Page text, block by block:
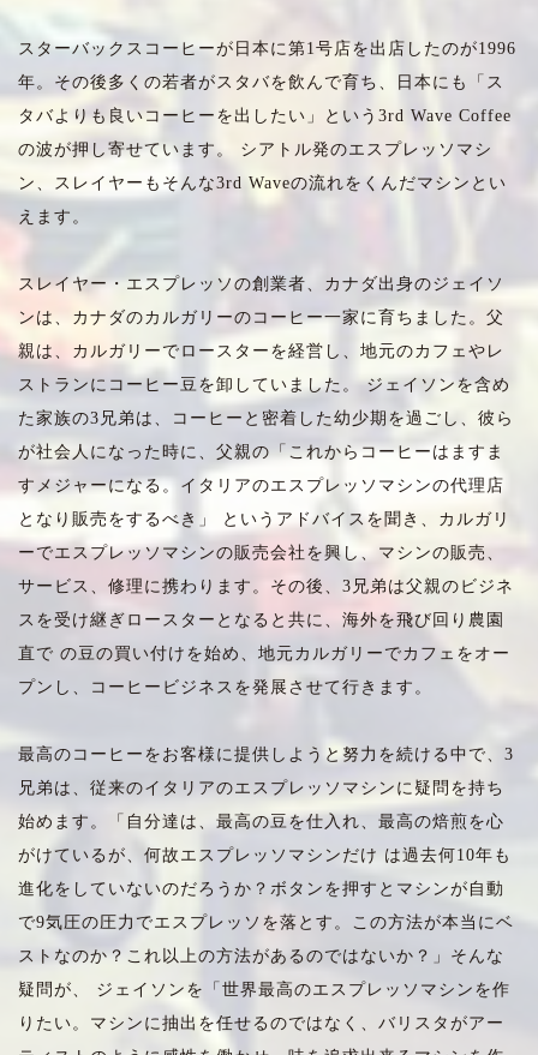
スターバックスコーヒーが日本に第1号店を出店したのが1996
年。その後多くの若者がスタバを飲んで育ち、日本にも「ス
タバよりも良いコーヒーを出したい」という3rd Wave Coffee
の波が押し寄せています。 シアトル発のエスプレッソマシ
ン、スレイヤーもそんな3rd Waveの流れをくんだマシンとい
えます。
スレイヤー・エスプレッソの創業者、カナダ出身のジェイソ
ンは、カナダのカルガリーのコーヒー一家に育ちました。父
親は、カルガリーでロースターを経営し、地元のカフェやレ
ストランにコーヒー豆を卸していました。 ジェイソンを含め
た家族の3兄弟は、コーヒーと密着した幼少期を過ごし、彼ら
が社会人になった時に、父親の「これからコーヒーはますま
すメジャーになる。イタリアのエスプレッソマシンの代理店
となり販売をするべき」 というアドバイスを聞き、カルガリ
ーでエスプレッソマシンの販売会社を興し、マシンの販売、
サービス、修理に携わります。その後、3兄弟は父親のビジネ
スを受け継ぎロースターとなると共に、海外を飛び回り農園
直で の豆の買い付けを始め、地元カルガリーでカフェをオー
プンし、コーヒービジネスを発展させて行きます。
最高のコーヒーをお客様に提供しようと努力を続ける中で、3
兄弟は、従来のイタリアのエスプレッソマシンに疑問を持ち
始めます。「自分達は、最高の豆を仕入れ、最高の焙煎を心
がけているが、何故エスプレッソマシンだけ は過去何10年も
進化をしていないのだろうか？ボタンを押すとマシンが自動
で9気圧の圧力でエスプレッソを落とす。この方法が本当にベ
ストなのか？これ以上の方法があるのではないか？」そんな
疑問が、 ジェイソンを「世界最高のエスプレッソマシンを作
りたい。マシンに抽出を任せるのではなく、バリスタがアー